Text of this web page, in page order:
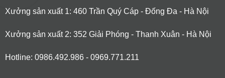
Xưởng sản xuất 1: 460 Trần Quý Cáp - Đống Đa - Hà Nội
Xưởng sản xuất 2: 352 Giải Phóng - Thanh Xuân - Hà Nội
Hotline: 0986.492.986 - 0969.771.211